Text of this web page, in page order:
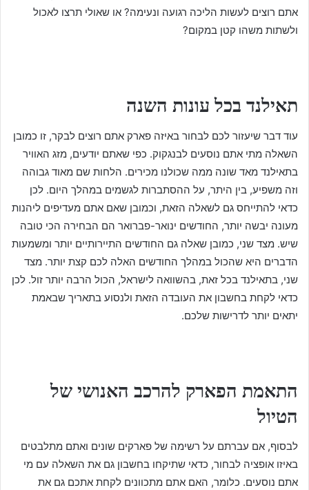
אתם רוצים לעשות הליכה רגועה ונעימה? או שאולי תרצו לאכול
ולשתות משהו קטן במקום?
תאילנד בכל עונות השנה
עוד דבר שיעזור לכם לבחור באיזה פארק אתם רוצים לבקר, זו כמובן
השאלה מתי אתם נוסעים לבנגקוק. כפי שאתם יודעים, מזג האוויר
בתאילנד מאד שונה ממה שכולנו מכירים. הלחות שם מאוד גבוהה
וזה משפיע, בין היתר, על ההסתברות לגשמים במהלך היום. לכן
כדאי להתייחס גם לשאלה הזאת, וכמובן שאם אתם מעדיפים ליהנות
מעונה יבשה יותר, החודשים ינואר-פברואר הם הבחירה הכי טובה
שיש. מצד שני, כמובן שאלה גם החודשים התיירותיים יותר ומשמעות
הדברים היא שהכול במהלך החודשים האלה לכם קצת יותר. מצד
שני, בתאילנד בכל זאת, בהשוואה לישראל, הכול הרבה יותר זול. לכן
כדאי לקחת בחשבון את העובדה הזאת ולנסוע בתאריך שבאמת
יתאים יותר לדרישות שלכם.
התאמת הפארק להרכב האנושי של
הטיול
לבסוף, אם עברתם על רשימה של פארקים שונים ואתם מתלבטים
באיזו אופציה לבחור, כדאי שתיקחו בחשבון גם את השאלה עם מי
אתם נוסעים. כלומר, האם אתם מתכוונים לקחת אתכם גם את